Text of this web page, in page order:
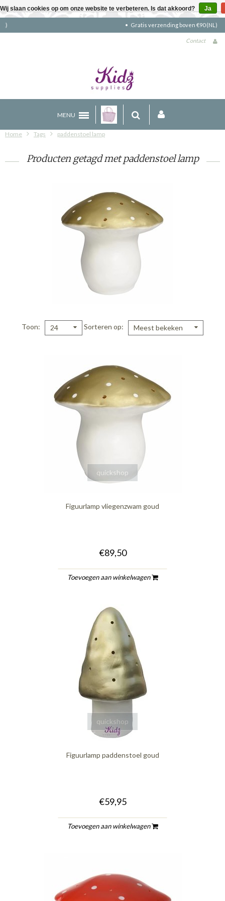
Gratis verzending boven €90 (NL)
Contact
MENU
Home Tags paddenstoel lamp
Producten getagd met paddenstoel lamp
Toon 24 Sorteren op Meest bekeken
quickshop
Figuurlamp vliegenzwam goud
€89,50
Toevoegen aan winkelwagen
quickshop
Figuurlamp paddenstoel goud
€59,95
Toevoegen aan winkelwagen
Wij slaan cookies op om onze website te verbeteren. Is dat akkoord? Ja